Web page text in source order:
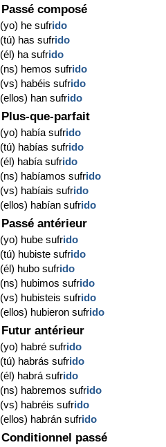
Passé composé
(yo) he sufrido
(tú) has sufrido
(él) ha sufrido
(ns) hemos sufrido
(vs) habéis sufrido
(ellos) han sufrido
Plus-que-parfait
(yo) había sufrido
(tú) habías sufrido
(él) había sufrido
(ns) habíamos sufrido
(vs) habíais sufrido
(ellos) habían sufrido
Passé antérieur
(yo) hube sufrido
(tú) hubiste sufrido
(él) hubo sufrido
(ns) hubimos sufrido
(vs) hubisteis sufrido
(ellos) hubieron sufrido
Futur antérieur
(yo) habré sufrido
(tú) habrás sufrido
(él) habrá sufrido
(ns) habremos sufrido
(vs) habréis sufrido
(ellos) habrán sufrido
Conditionnel passé